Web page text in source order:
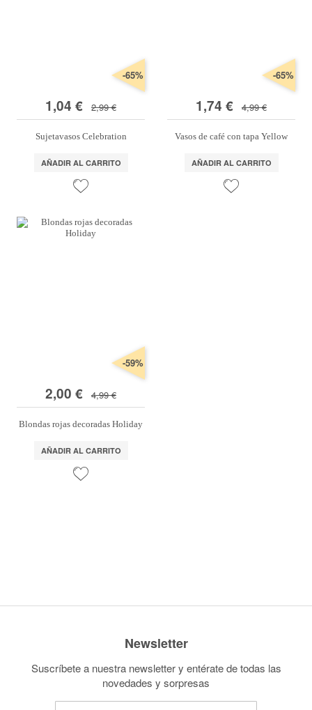
1,04 € 2,99 €
-65%
Sujetavasos Celebration
AÑADIR AL CARRITO
1,74 € 4,99 €
-65%
Vasos de café con tapa Yellow
AÑADIR AL CARRITO
2,00 € 4,99 €
-59%
Blondas rojas decoradas Holiday
AÑADIR AL CARRITO
Newsletter
Suscríbete a nuestra newsletter y entérate de todas las
novedades y sorpresas